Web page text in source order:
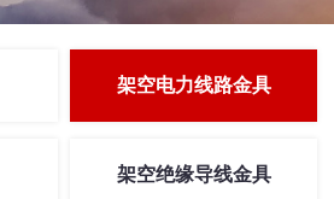
架空电力线路金具
架空绝缘导线金具